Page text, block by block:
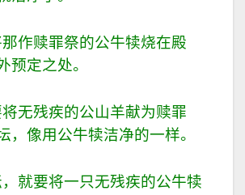
作赎罪祭的公牛犊烧在殿
预定之处。
无残疾的公山羊献为赎罪
，像用公牛犊洁净的一样。
就要将一只无残疾的公牛犊